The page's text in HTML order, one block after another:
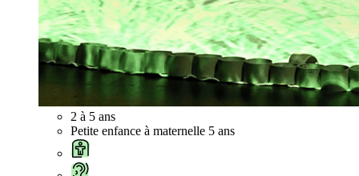
2 à 5 ans
Petite enfance à maternelle 5 ans